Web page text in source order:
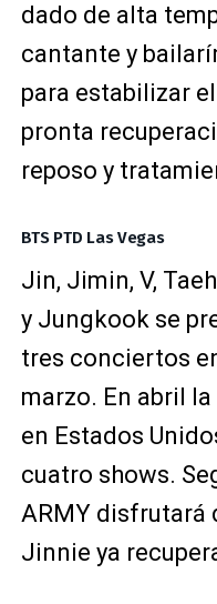
dado de alta
cantante y
para estabilizar
pronta
reposo y
BTS PTD Las Vegas
Jin, Jimin, V,
y Jungkook se
tres conciertos
marzo. En abril
en Estados
cuatro shows.
ARMY disfrutará
Jinnie ya